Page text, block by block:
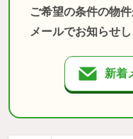
ご希望の条件の物件
メールでお知らせ
新着